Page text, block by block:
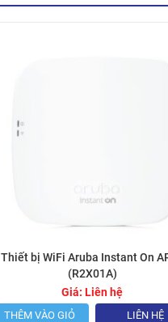
Thiết bị WiFi Aruba Instant On
(R2X01A)
Giá:Liên hệ
THÊM VÀO GIỎ LIÊN HỆ